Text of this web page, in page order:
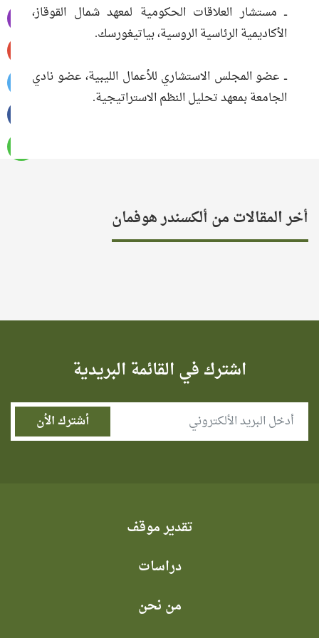
ــ مستشار العلاقات الحكومية لمعهد شمال القوقاز،
الأكاديمية الرئاسية الروسية، بياتيغورسك.
ــ عضو المجلس الاستشاري للأعمال الليبية، عضو نادي
الجامعة بمعهد تحليل النظم الاستراتيجية.
أخر المقالات من ألكسندر هوفمان
اشترك في القائمة البريدية
تقدير موقف
دراسات
من نحن